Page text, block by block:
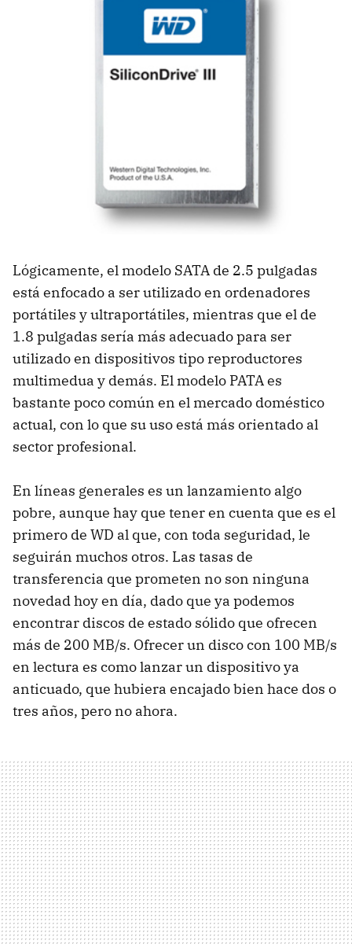
Lógicamente, el modelo SATA de 2.5 pulgadas
está enfocado a ser utilizado en ordenadores
portátiles y ultraportátiles, mientras que el de
1.8 pulgadas sería más adecuado para ser
utilizado en dispositivos tipo reproductores
multimedua y demás. El modelo PATAes
bastante poco común en el mercado doméstico
actual, con lo que su uso está más orientado al
sector profesional.
En líneas generales es un lanzamiento algo
pobre, aunque hay que tener en cuenta que es el
primero de WD al que, con toda seguridad, le
seguirán muchos otros. Las tasas de
transferencia que prometen no son ninguna
novedad hoy en día, dado que ya podemos
encontrar discos de estado sólido que ofrecen
más de 200 MB/s. Ofrecer un disco con 100 MB/s
en lectura es como lanzar un dispositivo ya
anticuado, que hubiera encajado bien hace dos o
tres años, pero no ahora.